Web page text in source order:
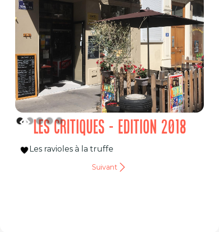
LES CRITIQUES - EDITION 2018
Les ravioles à la truffe
Suivant